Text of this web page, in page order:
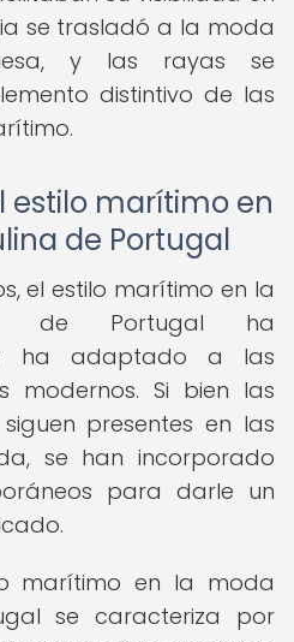
se trasladó a la moda
y las rayas se
distintivo de las
estilo marítimo en
de Portugal
el estilo marítimo en la
de Portugal ha
ha adaptado a las
modernos. Si bien las
presentes en las
se han incorporado
para darle un
marítimo en la moda
se caracteriza por